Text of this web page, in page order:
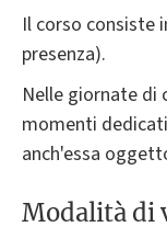
Il corso consiste
presenza).
Nelle giornate di
momenti
anch'essa
Modalità di